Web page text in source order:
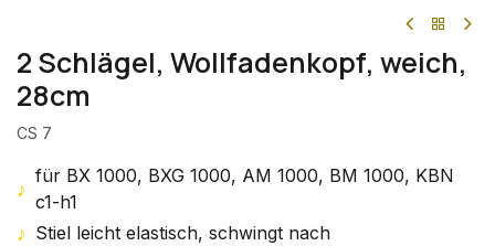
2 Schlägel, Wollfadenkopf, weich,
28cm
CS 7
♪
für BX 1000, BXG 1000, AM 1000, BM 1000, KBN
c1-h1
♪ Stiel leicht elastisch, schwingt nach